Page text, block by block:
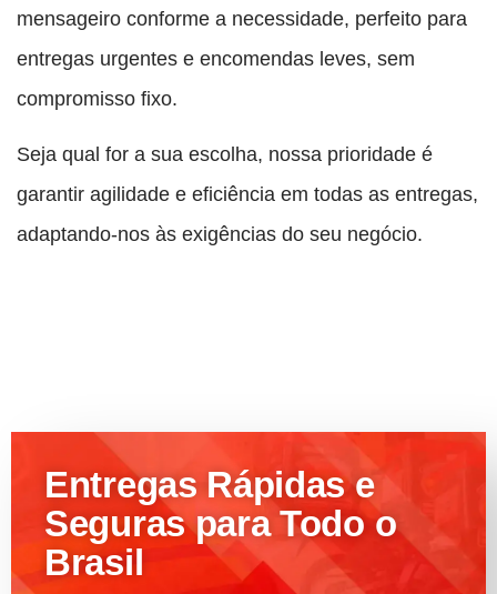
mensageiro conforme a necessidade, perfeito para
entregas urgentes e encomendas leves, sem
compromisso fixo.
Seja qual for a sua escolha, nossa prioridade é
garantir agilidade e eficiência em todas as entregas,
adaptando-nos às exigências do seu negócio.
Entregas Rápidas e
Seguras para Todo o
Brasil